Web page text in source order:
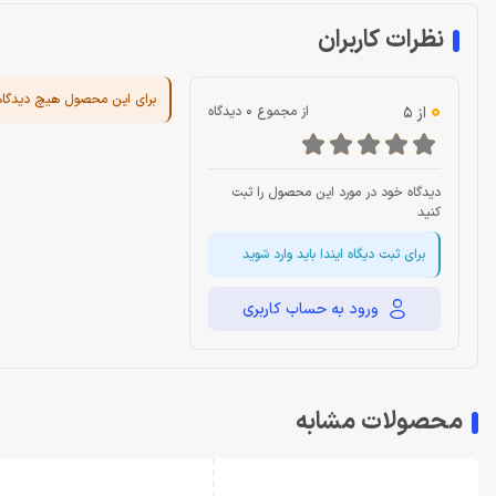
نظرات کاربران
0 از 5 از مجموع 0 دیدگاه
دیدگاه خود در مورد این محصول را ثبت
کنید
برای ثبت دیگاه ایندا باید وارد شوید
ورود به حساب کاربری
برای این محصول هیچ
محصولات مشابه